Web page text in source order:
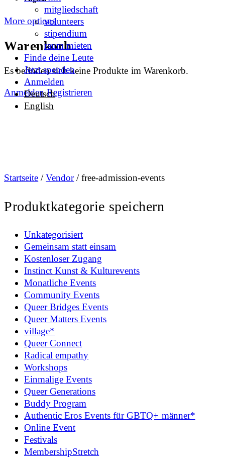
More options
Warenkorb
Es befinden sich keine Produkte im Warenkorb.
Anmelden Registrieren
mitgliedschaft
volunteers
stipendium
raum mieten
Finde deine Leute
Jetzt spenden
Anmelden
Deutsch
English
Startseite /Vendor/ free-admission-events
Produktkategorie speichern
Unkategorisiert
Gemeinsam statt einsam
Kostenloser Zugang
Instinct Kunst & Kulturevents
Monatliche Events
Community Events
Queer Bridges Events
Queer Matters Events
village*
Queer Connect
Radical empathy
Workshops
Einmalige Events
Queer Generations
Buddy Program
Authentic Eros Events für GBTQ+ männer*
Online Event
Festivals
MembershipStretch